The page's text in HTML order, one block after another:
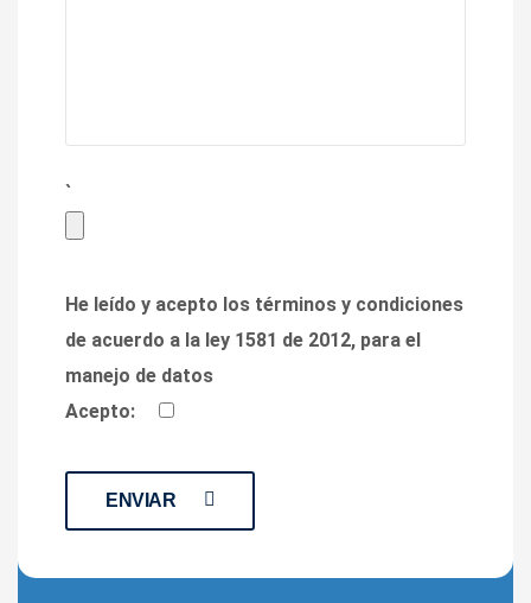
`
He leído y acepto los términos y condiciones
de acuerdo a la ley 1581 de 2012, para el
manejo de datos
Acepto:
ENVIAR